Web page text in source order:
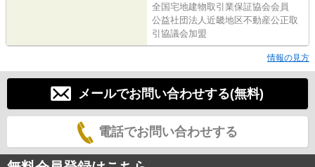
全国宅地建物取引業保証協会会員
公益社団法人近畿地区不動産公正取
引協議会加盟
情報の見方
メールでお問い合わせする(無料)
電話でお問い合わせする